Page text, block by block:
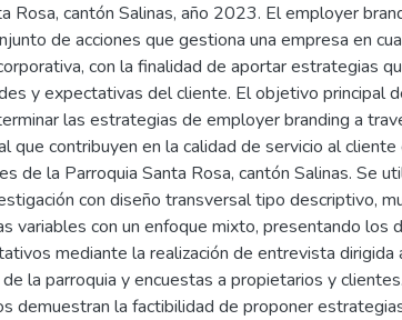
Rosa, cantón Salinas, año 2023. El employer
de acciones que gestiona una empresa en
con la finalidad de aportar estrategias
y expectativas del cliente. El objetivo principal
las estrategias de employer branding a
que contribuyen en la calidad de servicio al cliente
de la Parroquia Santa Rosa, cantón Salinas. Se
con diseño transversal tipo descriptivo,
variables con un enfoque mixto, presentando los
mediante la realización de entrevista dirigida
la parroquia y encuestas a propietarios y
demuestran la factibilidad de proponer